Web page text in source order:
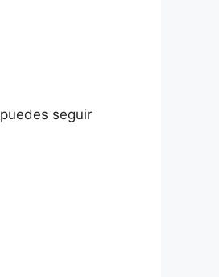
puedes seguir